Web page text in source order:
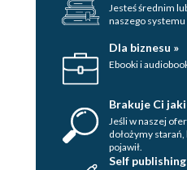
Jesteś średnim
naszego
Dla biznesu »
Ebooki i
Brakuje Ci
Jeśli w naszej
dołożymy starań,
pojawił.
Self publishing